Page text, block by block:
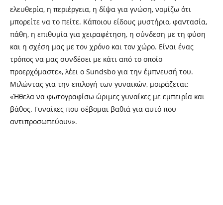
ελευθερία, η περιέργεια, η δίψα για γνώση, νομίζω ότι
μπορείτε να το πείτε. Κάποιου είδους μυστήριο, φαντασία,
πάθη, η επιθυμία για χειραφέτηση, η σύνδεση με τη φύση
και η σχέση μας με τον χρόνο και τον χώρο. Είναι ένας
τρόπος να μας συνδέσει με κάτι από το οποίο
προερχόμαστε», λέει ο Sundsbo για την έμπνευσή του.
Μιλώντας για την επιλογή των γυναικών, μοιράζεται:
«Ήθελα να φωτογραφίσω ώριμες γυναίκες με εμπειρία και
βάθος. Γυναίκες που σέβομαι βαθιά για αυτό που
αντιπροσωπεύουν».